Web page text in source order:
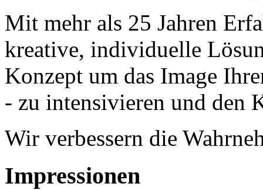
Mit mehr als 25 Jahren
kreative, individuelle
Konzept um das Image
- zu intensivieren und den
Wir verbessern die
Impressionen